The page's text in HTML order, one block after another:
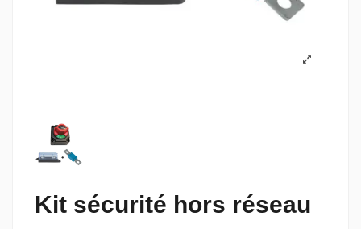
Kit sécurité hors réseau